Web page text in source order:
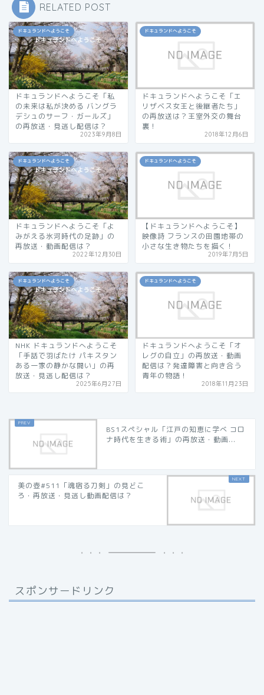
RELATED POST
ドキュランドへようこそ
ドキュランドへようこそ「私
の未来は私が決める バングラ
デシュのサーフ・ガールズ」
の再放送・見逃し配信は？
2023年9月8日
ドキュランドへようこそ
ドキュランドへようこそ「エ
リザベス女王と後継者たち」
の再放送は？王室外交の舞台
裏！
2018年12月6日
ドキュランドへようこそ
ドキュランドへようこそ「よ
みがえる氷河時代の足跡」の
再放送・動画配信は？
2022年12月30日
ドキュランドへようこそ
【ドキュランドへようこそ】
映像詩 フランスの田園地帯の
小さな生き物たちを描く！
2019年7月5日
ドキュランドへようこそ
NHK ドキュランドへようこそ
「手話で羽ばたけ パキスタン
ある一家の静かな闘い」の再
放送・見逃し配信は？
2025年6月27日
ドキュランドへようこそ
ドキュランドへようこそ「オ
レグの自立」の再放送・動画
配信は？発達障害と向き合う
青年の物語！
2018年11月23日
BS1スペシャル「江戸の知恵に学べ コロ
ナ時代を生きる術」の再放送・動画...
美の壺#511「魂宿る刀剣」の見どこ
ろ・再放送・見逃し動画配信は？
スポンサードリンク